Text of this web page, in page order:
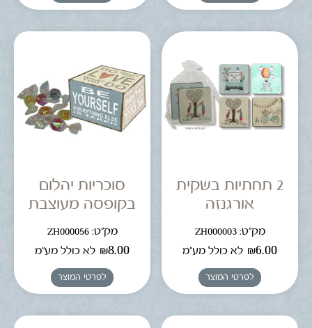
2 תחתיות בשקית
אורגנזה
מק"ט: ZH000003
₪6.00 לא כולל מע"מ
לפרטי המוצר
סוכריות יהלום
בקופסה מעוצבת
מק"ט: ZH000056
₪8.00 לא כולל מע"מ
לפרטי המוצר